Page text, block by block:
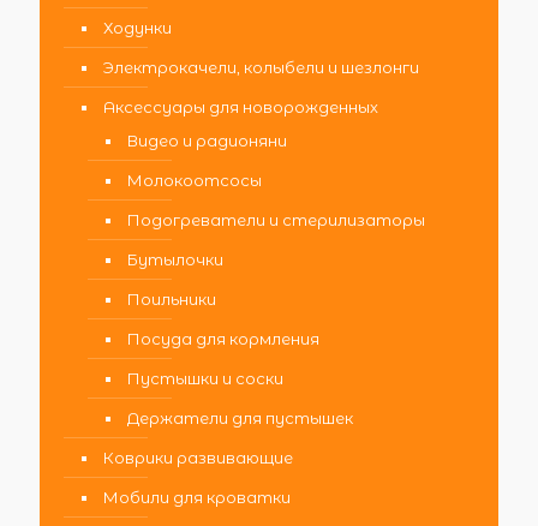
Ходунки
Электрокачели, колыбели и шезлонги
Аксессуары для новорожденных
Видео и радионяни
Молокоотсосы
Подогреватели и стерилизаторы
Бутылочки
Поильники
Посуда для кормления
Пустышки и соски
Держатели для пустышек
Коврики развивающие
Мобили для кроватки